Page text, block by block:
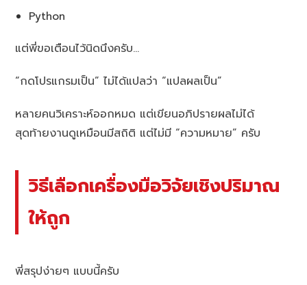
Python
แต่พี่ขอเตือนไว้นิดนึงครับ…
“กดโปรแกรมเป็น” ไม่ได้แปลว่า “แปลผลเป็น”
หลายคนวิเคราะห์ออกหมด แต่เขียนอภิปรายผลไม่ได้
สุดท้ายงานดูเหมือนมีสถิติ แต่ไม่มี “ความหมาย” ครับ
วิธีเลือกเครื่องมือวิจัยเชิงปริมาณ
ให้ถูก
พี่สรุปง่ายๆ แบบนี้ครับ